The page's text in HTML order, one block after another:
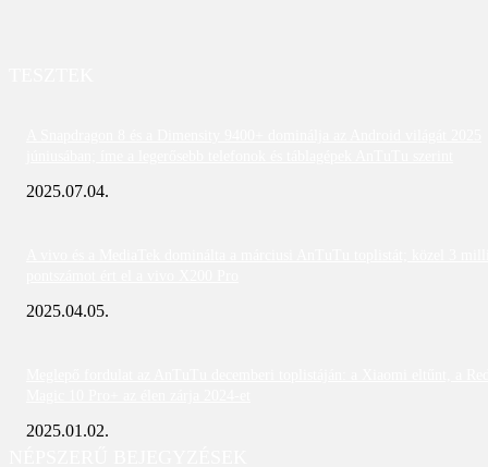
2025.07.04.
2025.04.05.
2025.01.02.